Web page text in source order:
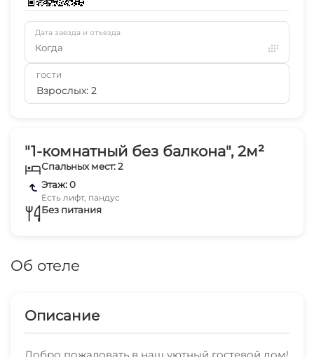
"1-комнатный без балкона", 2м²
Спальных мест: 2
Этаж: 0
Есть лифт, пандус
Без питания
Об отеле
Описание
Дата заезда и отъезда
Когда
ГОСТИ
Взрослых: 2